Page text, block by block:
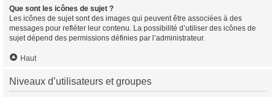
Que sont les icônes de sujet ?
Les icônes de sujet sont des images qui peuvent être associées à des
messages pour refléter leur contenu. La possibilité d’utiliser des icônes de
sujet dépend des permissions définies par l’administrateur.
Haut
Niveaux d’utilisateurs et groupes